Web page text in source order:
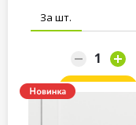
За шт.
Заказать